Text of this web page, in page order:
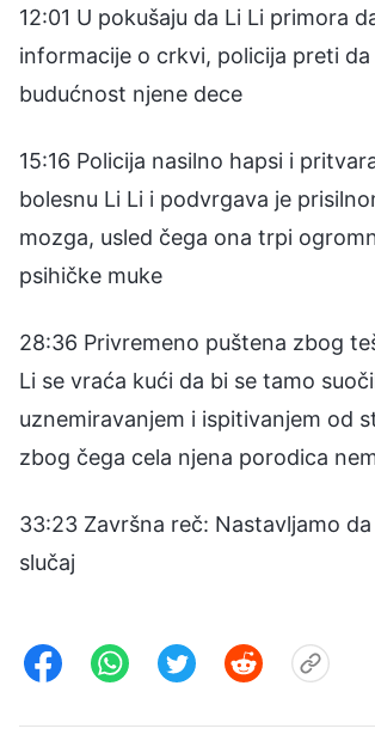
12:01 U pokušaju da Li Li primora
informacije o crkvi, policija preti
budućnost njene dece
15:16 Policija nasilno hapsi i
bolesnu Li Li i podvrgava je
mozga, usled čega ona trpi
psihičke muke
28:36 Privremeno puštena zbog
Li se vraća kući da bi se tamo
uznemiravanjem i ispitivanjem od
zbog čega cela njena porodica
33:23 Završna reč: Nastavljamo
slučaj